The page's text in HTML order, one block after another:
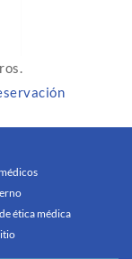
ética médica